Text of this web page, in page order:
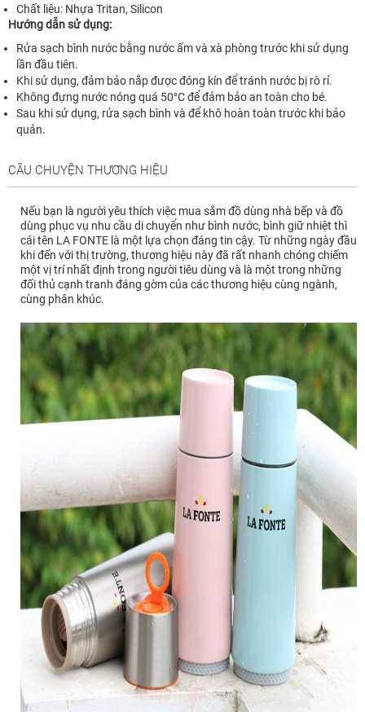
Chất liệu: Nhựa Tritan, Silicon
Hướng dẫn sử dụng:
Rửa sạch bình nước bằng nước ấm và xà phòng trước khi sử dụng
lần đầu tiên.
Khi sử dụng, đảm bảo nắp được đóng kín để tránh nước bị rò rỉ.
Không đựng nước nóng quá 50°C để đảm bảo an toàn cho bé.
Sau khi sử dụng, rửa sạch bình và để khô hoàn toàn trước khi bảo
quản.
CÂU CHUYỆN THƯƠNG HIỆU
Nếu bạn là người yêu thích việc mua sắm đồ dùng nhà bếp và đồ
dùng phục vụ nhu cầu di chuyển như bình nước, bình giữ nhiệt thì
cái tên LA FONTE là một lựa chọn đáng tin cậy. Từ những ngày đầu
khi đến với thị trường, thương hiệu này đã rất nhanh chóng chiếm
một vị trí nhất định trong người tiêu dùng và là một trong những
đối thủ cạnh tranh đáng gờm của các thương hiệu cùng ngành,
cùng phân khúc.